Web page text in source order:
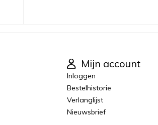
Mijn account
Inloggen
Bestelhistorie
Verlanglijst
Nieuwsbrief